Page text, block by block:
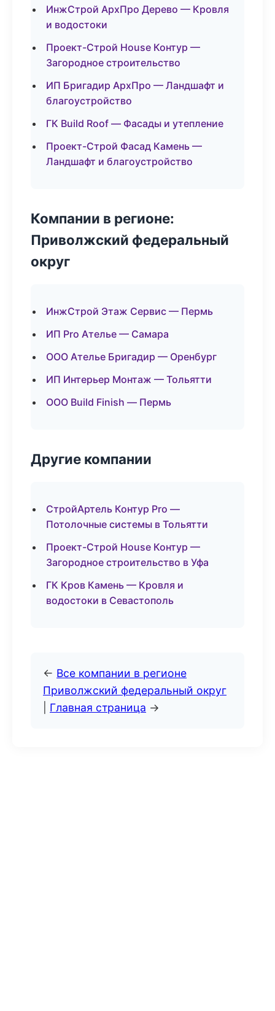
ИнжСтрой АрхПро Дерево — Кровля
и водостоки
Проект-Строй House Контур —
Загородное строительство
ИП Бригадир АрхПро — Ландшафт и
благоустройство
ГК Build Roof — Фасады и утепление
Проект-Строй Фасад Камень —
Ландшафт и благоустройство
Компании в регионе:
Приволжский федеральный
округ
ИнжСтрой Этаж Сервис — Пермь
ИП Pro Ателье — Самара
ООО Ателье Бригадир — Оренбург
ИП Интерьер Монтаж — Тольятти
ООО Build Finish — Пермь
Другие компании
СтройАртель Контур Pro —
Потолочные системы в Тольятти
Проект-Строй House Контур —
Загородное строительство в Уфа
ГК Кров Камень — Кровля и
водостоки в Севастополь
← Все компании в регионе
Приволжский федеральный округ
Главная страница →